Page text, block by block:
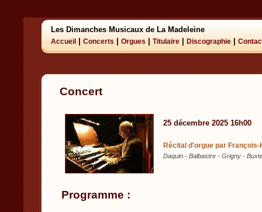
Les Dimanches Musicaux de La Madeleine
Accueil Concerts Orgues Titulaire Discographie
Concert
25 décembre 2025 16h00
Récital d'orgue par
Daquin - Balbastre - Grigny -
Programme :